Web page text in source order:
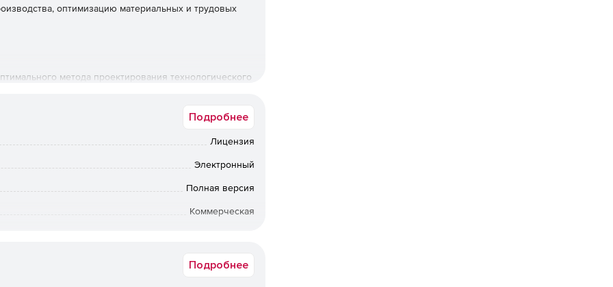
оптимизацию материальных и трудовых
метода проектирования технологического
затрат. Электронные справочники на основе
проектировании технологических процессов
Подробнее
Лицензия
Электронный
Полная версия
Коммерческая
Подробнее